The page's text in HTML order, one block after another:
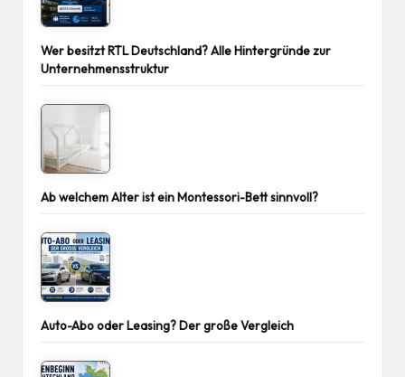
Wer besitzt RTL Deutschland? Alle Hintergründe zur
Unternehmensstruktur
Ab welchem Alter ist ein Montessori-Bett sinnvoll?
Auto-Abo oder Leasing? Der große Vergleich